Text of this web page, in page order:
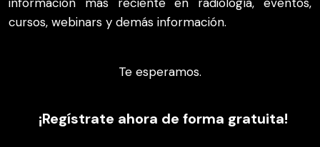
cursos, webinars y demás información.
Te esperamos.
¡Regístrate ahora de forma gratuita!